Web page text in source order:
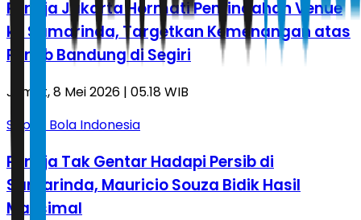
Persija Jakarta Hormati Pemindahan Venue
ke Samarinda, Targetkan Kemenangan atas
Persib Bandung di Segiri
Jumat, 8 Mei 2026 | 05.18 WIB
Sepak Bola Indonesia
Persija Tak Gentar Hadapi Persib di
Samarinda, Mauricio Souza Bidik Hasil
Maksimal